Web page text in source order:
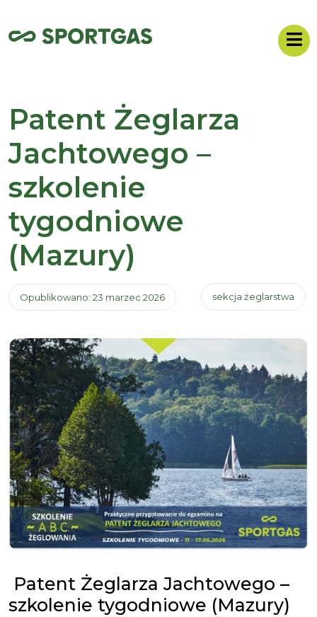
Patent Żeglarza
Jachtowego –
szkolenie
tygodniowe
(Mazury)
Opublikowano: 23 marzec 2026 sekcja żeglarstwa
Patent Żeglarza Jachtowego –
szkolenie tygodniowe (Mazury)